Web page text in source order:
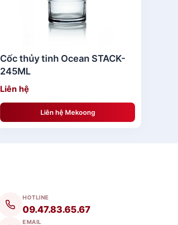
Cốc thủy tinh Ocean STACK-
245ML
Liên hệ
Liên hệ Mekoong
HOTLINE
09.47.83.65.67
EMAIL